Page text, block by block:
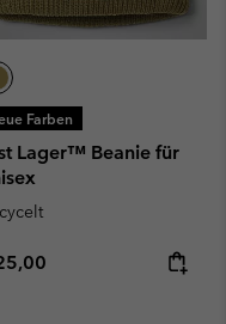
Farben
Lager™ Beanie für
price: